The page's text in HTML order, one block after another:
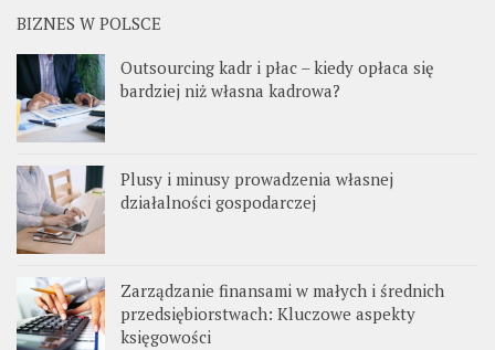
BIZNES W POLSCE
Outsourcing kadr i płac – kiedy opłaca się
bardziej niż własna kadrowa?
Plusy i minusy prowadzenia własnej
działalności gospodarczej
Zarządzanie finansami w małych i średnich
przedsiębiorstwach: Kluczowe aspekty
księgowości